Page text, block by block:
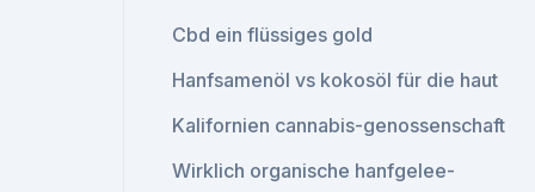
Cbd ein flüssiges gold
Hanfsamenöl vs kokosöl für die haut
Kalifornien cannabis-genossenschaft
Wirklich organische hanfgelee-